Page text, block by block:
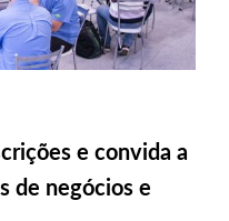
e convida a
de negócios e